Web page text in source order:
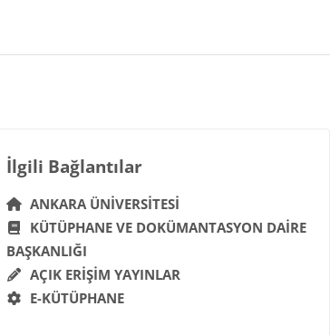
Bloklar
İlgili Bağlantılar 'yı atla
İlgili Bağlantılar
ANKARA ÜNIVERSITESI
KÜTÜPHANE VE DOKÜMANTASYON DAIRE
BAŞKANLIĞI
AÇIK ERIŞIM YAYINLAR
E-KÜTÜPHANE